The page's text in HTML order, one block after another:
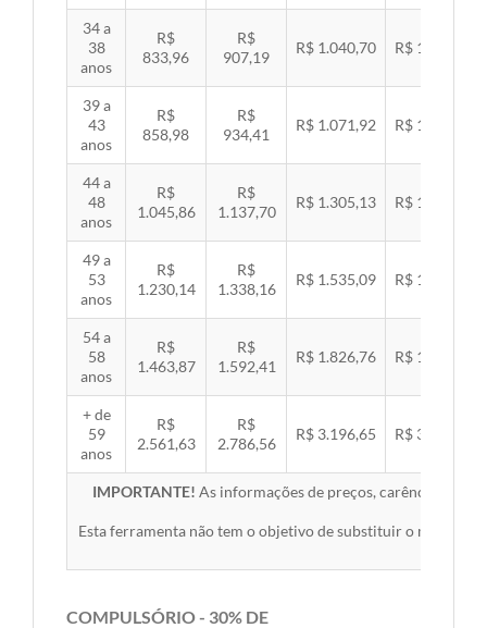
34 a
38
anos
R$
833,96
R$
907,19
R$ 1.040,70 R$ 1.072,43
39 a
43
anos
R$
858,98
R$
934,41
R$ 1.071,92 R$ 1.104,60
44 a
48
anos
R$
1.045,86
R$
1.137,70
R$ 1.305,13 R$ 1.344,92
49 a
53
anos
R$
1.230,14
R$
1.338,16
R$ 1.535,09 R$ 1.581,89
54 a
58
anos
R$
1.463,87
R$
1.592,41
R$ 1.826,76 R$ 1.882,45
+ de
59
anos
R$
2.561,63
R$
2.786,56
R$ 3.196,65 R$ 3.294,10
IMPORTANTE! As informações de preços, carências,
Esta ferramenta não tem o objetivo de substituir o material
COMPULSÓRIO - 30% DE